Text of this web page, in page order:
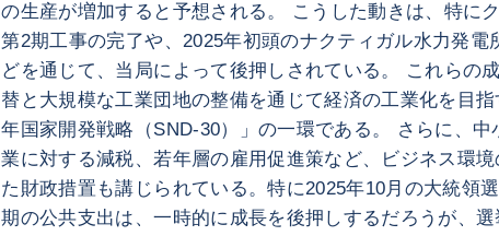
の生産が増加すると予想される。 こうした動きは、特に
第2期工事の完了や、2025年初頭のナクティガル水力発電
どを通じて、当局によって後押しされている。 これらの
替と大規模な工業団地の整備を通じて経済の工業化を目
年国家開発戦略（SND-30）」の一環である。 さらに、中
業に対する減税、若年層の雇用促進策など、ビジネス環
た財政措置も講じられている。特に2025年10月の大統領
期の公共支出は、一時的に成長を後押しするだろうが、